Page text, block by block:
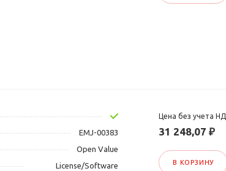
EMJ-00383
Open Value
License/Software
Цена без учета
31 248,07 ₽
В КОРЗИНУ